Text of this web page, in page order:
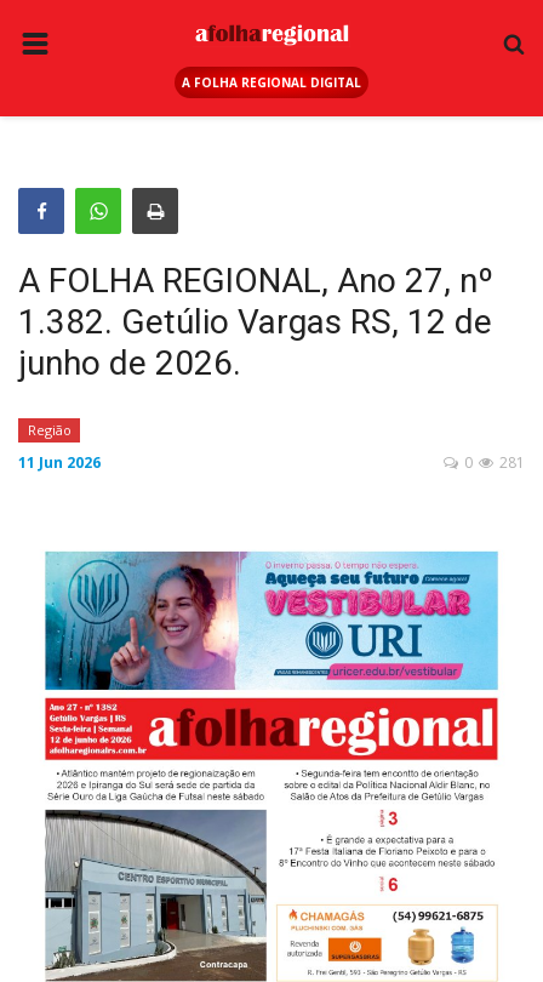
A FOLHA REGIONAL DIGITAL
ANUNCIE AQUI
ESPORTE
REGIÃO
SAÚDE
EDUCAÇÃO
SEGURANÇA
GERAL
CONTATO
A FOLHA REGIONAL DIGITAL
A FOLHA REGIONAL, Ano 27, nº
1.382. Getúlio Vargas RS, 12 de
junho de 2026.
Região
11 Jun 2026 281
0